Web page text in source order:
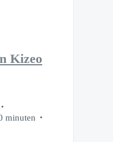
Kizeo
minuten